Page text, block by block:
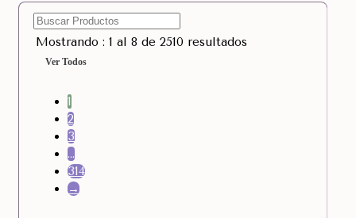
Mostrando : 1 al 8 de 2510 resultados
Ver Todos
1
2
3
…
314
→